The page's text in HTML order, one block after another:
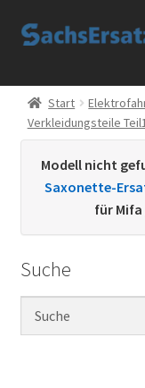
Zur
Zum
Start
AGB
Kontakt
Sachs Ersatzteile
Start
Verkleidungsteile
Modell nicht
Saxonette-
für
Suche